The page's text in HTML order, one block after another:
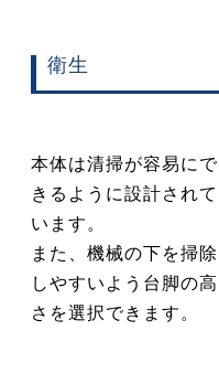
衛生
本体は清掃が容易にで
きるように設計されて
います。
また、機械の下を掃除
しやすいよう台脚の高
さを選択できます。